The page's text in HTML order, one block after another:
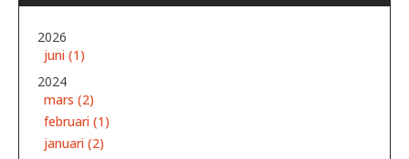
2026
juni (1)
2024
mars (2)
februari (1)
januari (2)